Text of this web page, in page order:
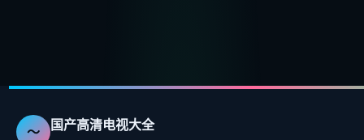
〜 国产高清电视大全